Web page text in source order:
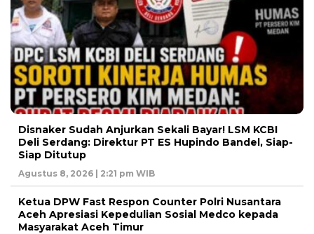
Disnaker Sudah Anjurkan Sekali Bayar! LSM KCBI
Deli Serdang: Direktur PT ES Hupindo Bandel, Siap-
Siap Ditutup
Agustus 8, 2026 | 2:21 pm WIB
Ketua DPW Fast Respon Counter Polri Nusantara
Aceh Apresiasi Kepedulian Sosial Medco kepada
Masyarakat Aceh Timur